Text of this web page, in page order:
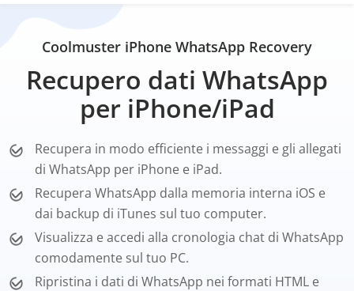
Coolmuster iPhone WhatsApp Recovery
Recupero dati WhatsApp
per iPhone/iPad
Recupera in modo efficiente i messaggi e gli allegati
di WhatsApp per iPhone e iPad.
Recupera WhatsApp dalla memoria interna iOS e
dai backup di iTunes sul tuo computer.
Visualizza e accedi alla cronologia chat di WhatsApp
comodamente sul tuo PC.
Ripristina i dati di WhatsApp nei formati HTML e